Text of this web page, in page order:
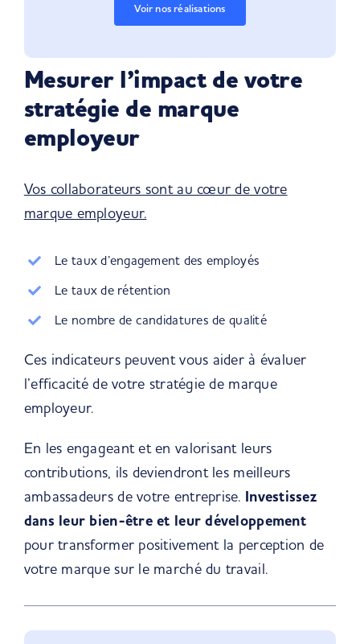
Voir nos réalisations
Mesurer l’impact de votre
stratégie de marque
employeur
Vos collaborateurs sont au cœur de votre
marque employeur.
Le taux d’engagement des employés
Le taux de rétention
Le nombre de candidatures de qualité
Ces indicateurs peuvent vous aider à évaluer
l’efficacité de votre stratégie de marque
employeur.
En les engageant et en valorisant leurs
contributions, ils deviendront les meilleurs
ambassadeurs de votre entreprise. Investissez
dans leur bien-être et leur développement
pour transformer positivement la perception de
votre marque sur le marché du travail.